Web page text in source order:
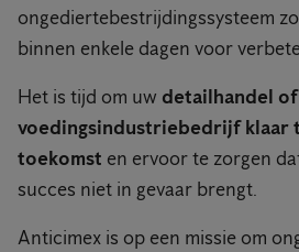
ongediertebestrijdingssysteem
binnen enkele dagen voor
Het is tijd om uw detailhandel of
voedingsindustriebedrijf klaar
toekomst en ervoor te zorgen
succes niet in gevaar brengt.
Anticimex is op een missie om